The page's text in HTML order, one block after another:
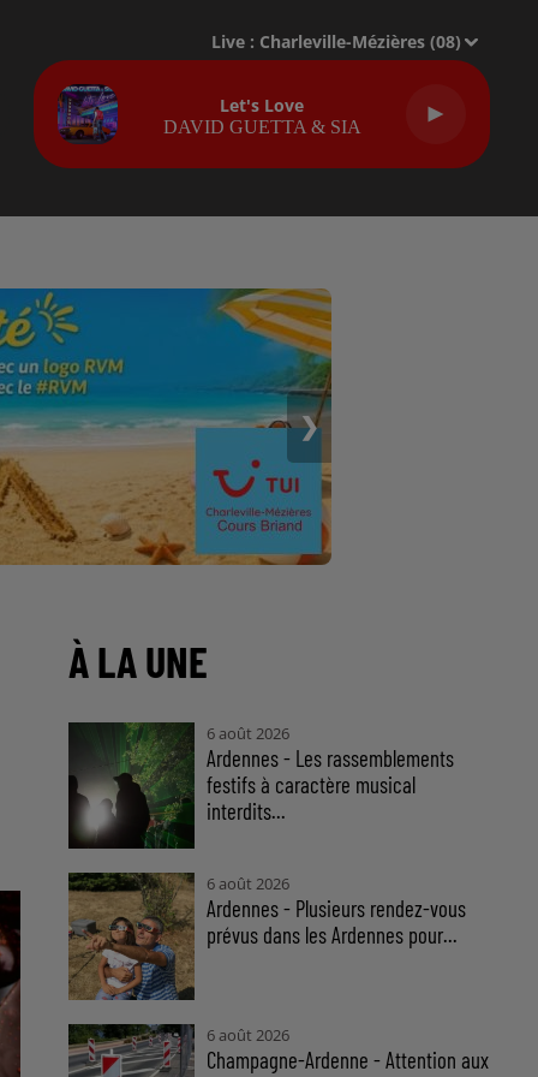
Live : Charleville-Mézières (08)
Let's Love
DAVID GUETTA & SIA
❯
À LA UNE
6 août 2026
Ardennes - Les rassemblements
festifs à caractère musical
interdits...
6 août 2026
Ardennes - Plusieurs rendez-vous
prévus dans les Ardennes pour...
6 août 2026
Champagne-Ardenne - Attention aux